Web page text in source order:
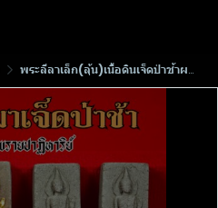
พระลีลาเล็ก(ลุ้น)เนื้อดินเจ็ดป่าช้าผสมผงพรายปาฏิหาริย์​ รุ่น พรา​ยโคตร​เศรษฐี​ วัด​โคกสูง​ พ.ศ.2567